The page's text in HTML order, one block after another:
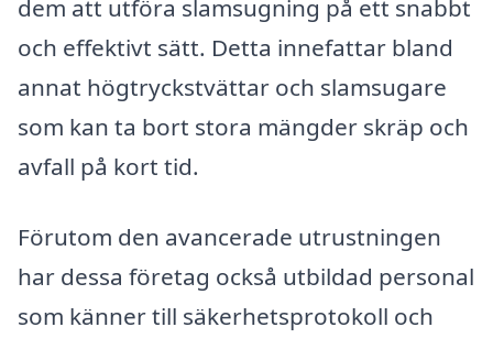
dem att utföra slamsugning på ett snabbt
och effektivt sätt. Detta innefattar bland
annat högtryckstvättar och slamsugare
som kan ta bort stora mängder skräp och
avfall på kort tid.
Förutom den avancerade utrustningen
har dessa företag också utbildad personal
som känner till säkerhetsprotokoll och